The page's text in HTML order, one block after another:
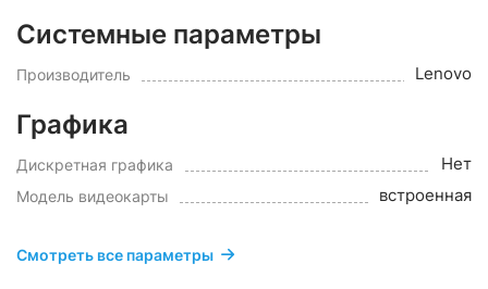
Системные параметры
Производитель Lenovo
Графика
Дискретная графика Нет
Модель видеокарты встроенная
Смотреть все параметры